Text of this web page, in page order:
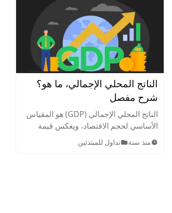
الناتج المحلي الإجمالي، ما هو؟
شرح مفصل
الناتج المحلي الإجمالي (GDP) هو المقياس
الأساسي لحجم الاقتصاد، ويعكس قيمة
السلع والخدمات النهائية التي ينتجها اقتصاد
الدولة خلال فترة معينة. تعرف عليه بشكل
منذ سنة تداول للمبتدئين